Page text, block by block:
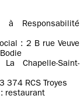
à Responsabilité
: 2 B rue Veuve
Chapelle-Saint-
374 RCS Troyes
restaurant